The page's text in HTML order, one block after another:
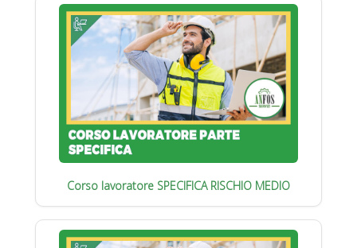
Corso lavoratore SPECIFICA RISCHIO MEDIO